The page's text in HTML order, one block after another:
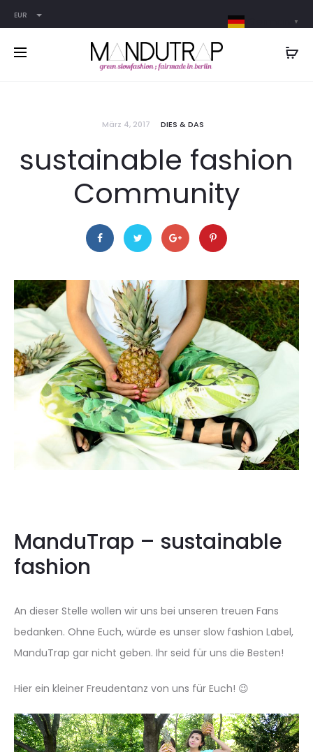
EUR
März 4, 2017 DIES & DAS
sustainable fashion
Community
ManduTrap – sustainable
fashion
An dieser Stelle wollen wir uns bei unseren treuen Fans
bedanken. Ohne Euch, würde es unser slow fashion Label,
ManduTrap gar nicht geben. Ihr seid für uns die Besten!
Hier ein kleiner Freudentanz von uns für Euch! 😉
Video-
Player
▼